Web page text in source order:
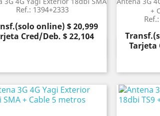
Ref.: 1394+2333
online) $ 20,999
Cred/Deb. $ 22,104
+
Precio
Tarjeta